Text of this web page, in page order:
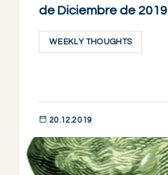
de Diciembre de 2019
WEEKLY THOUGHTS
20.12.2019
DESCUBRIR AHORA